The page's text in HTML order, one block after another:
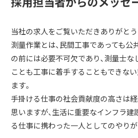
当社の求人をご覧いただきありがとう
測量作業とは、民間工事であっても公
の前には必要不可欠であり、測量士
ことも工事に着手することもできな
ます。
手掛ける仕事の社会貢献度の高さは
思いますが、生活に重要なインフラ建
る仕事に携わった一人としてのやりが